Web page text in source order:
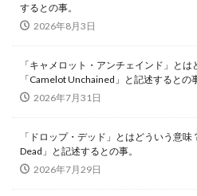
するとの事。
2026年8月3日
「キャメロット・アンチェインド」と
「Camelot Unchained」と記述するとの
2026年7月31日
「ドロップ・デッド」とはどういう意
Dead」と記述するとの事。
2026年7月29日